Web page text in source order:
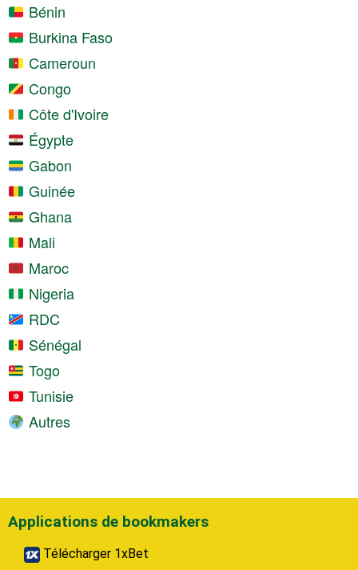
Bénin
Burkina Faso
Cameroun
Congo
Côte d'Ivoire
Égypte
Gabon
Guinée
Ghana
Mali
Maroc
Nigeria
RDC
Sénégal
Togo
Tunisie
Autres
Applications de bookmakers
Télécharger 1xBet